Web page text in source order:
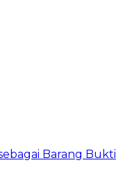
Barang Bukti